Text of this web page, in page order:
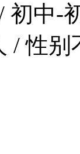
初中-
/ 性别